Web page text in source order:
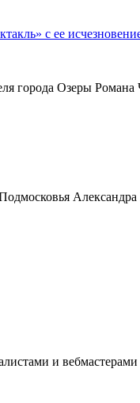
с ее
города Озеры
и вебмастерами